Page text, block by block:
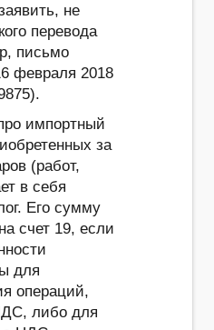
не
перевода
письмо
февраля 2018
импортный
за
(работ,
в себя
Его сумму
счет 19, если
для
операций,
либо для